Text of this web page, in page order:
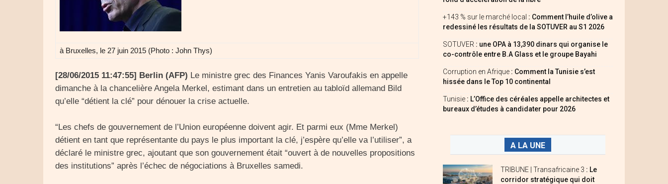
à Bruxelles, le 27 juin 2015 (Photo : John Thys)
[28/06/2015 11:47:55] Berlin (AFP) Le ministre grec des Finances Yanis Varoufakis en appelle
dimanche à la chancelière Angela Merkel, estimant dans un entretien au tabloïd allemand Bild
qu’elle “détient la clé” pour dénouer la crise actuelle.
“Les chefs de gouvernement de l’Union européenne doivent agir. Et parmi eux (Mme Merkel)
détient en tant que représentante du pays le plus important la clé, j’espère qu’elle va l’utiliser”, a
déclaré le ministre grec, ajoutant que son gouvernement était “ouvert à de nouvelles propositions
des institutions” après l’échec de négociations à Bruxelles samedi.
+143 % sur le marché local : Comment l’huile d’olive a
redessiné les résultats de la SOTUVER au S1 2026
SOTUVER : une OPA à 13,390 dinars qui organise le
co-contrôle entre B.A Glass et le groupe Bayahi
Corruption en Afrique : Comment la Tunisie s’est
hissée dans le Top 10 continental
Tunisie : L’Office des céréales appelle architectes et
bureaux d’études à candidater pour 2026
A LA UNE
TRIBUNE | Transafricaine 3 : Le
corridor stratégique qui doit